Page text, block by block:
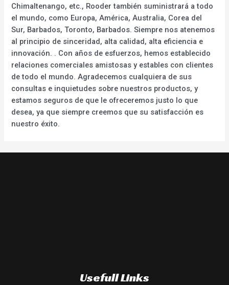
Chimaltenango, etc., Rooder también suministrará a todo
el mundo, como Europa, América, Australia, Corea del
Sur, Barbados, Toronto, Barbados. Siempre nos atenemos
al principio de sinceridad, alta calidad, alta eficiencia e
innovación. . Con años de esfuerzos, hemos establecido
relaciones comerciales amistosas y estables con clientes
de todo el mundo. Agradecemos cualquiera de sus
consultas e inquietudes sobre nuestros productos, y
estamos seguros de que le ofreceremos justo lo que
desea, ya que siempre creemos que su satisfacción es
nuestro éxito.
Usefull Links